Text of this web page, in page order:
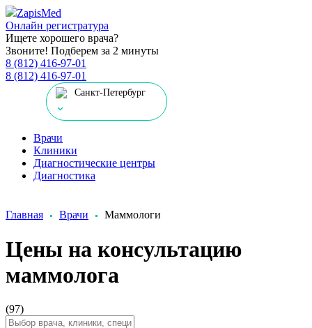
ZapisMed
Онлайн регистратура
Ищете хорошего врача?
Звоните! Подберем за 2 минуты
8 (812) 416-97-01
8 (812) 416-97-01
Санкт-Петербург
Врачи
Клиники
Диагностические центры
Диагностика
Главная Врачи Маммологи
Цены на консультацию
маммолога
(97)